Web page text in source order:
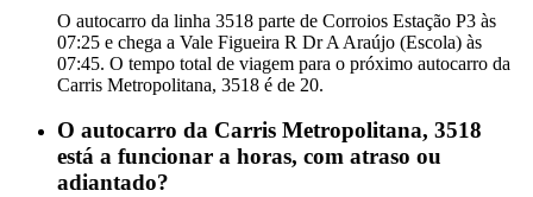
O autocarro da linha 3518 parte de Corroios Estação P3 às
07:25 e chega a Vale Figueira R Dr A Araújo (Escola) às
07:45. O tempo total de viagem para o próximo autocarro da
Carris Metropolitana, 3518 é de 20.
O autocarro da Carris Metropolitana, 3518
está a funcionar a horas, com atraso ou
adiantado?